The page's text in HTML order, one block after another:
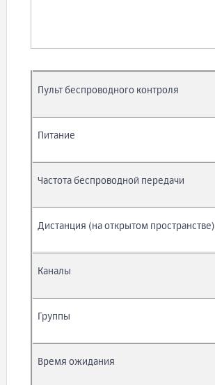
Пульт беспроводного контроля
Питание
Частота беспроводной передачи
Дистанция (на открытом пространстве)
Каналы
Группы
Время ожидания